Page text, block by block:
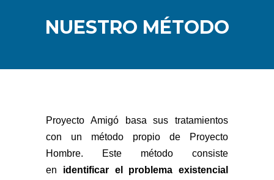
NUESTRO MÉTODO
Proyecto Amigó basa sus tratamientos
con un método propio de Proyecto
Hombre. Este método consiste
en identificar el problema existencial